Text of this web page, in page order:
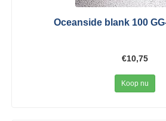
Oceanside blank 100
€10,75
Koop nu